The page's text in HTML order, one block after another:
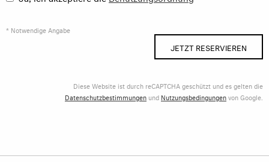
* Notwendige Angabe
JETZT RESERVIEREN
Diese Website ist durch reCAPTCHA geschützt und es gelten die
Datenschutzbestimmungen und Nutzungsbedingungenvon Google.